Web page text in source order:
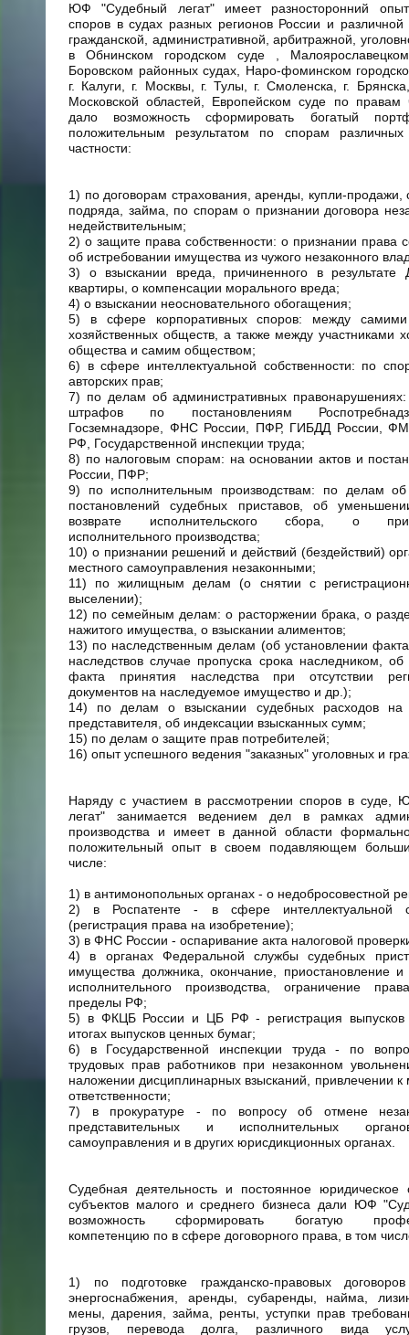
ЮФ "Судебный легат" имеет разносторонний
споров в судах разных регионов России и
гражданской, административной, арбитражной,
в Обнинском городском суде ,
Боровском районных судах, Наро-фоминском
г. Калуги, г. Москвы, г. Тулы, г. Смоленска, г.
Московской областей, Европейском суде по правам
дало возможность сформировать богатый
положительным результатом по спорам различных
частности:
1) по договорам страхования, аренды, купли-продажи,
подряда, займа, по спорам о признании договора
недействительным;
2) о защите права собственности: о признании права
об истребовании имущества из чужого незаконного
3) о взыскании вреда, причиненного в результате
квартиры, о компенсации морального вреда;
4) о взыскании неосновательного обогащения;
5) в сфере корпоративных споров: между самими
хозяйственных обществ, а также между участниками
общества и самим обществом;
6) в сфере интеллектуальной собственности: по
авторских прав;
7) по делам об административных
штрафов по постановлениям
Госземнадзоре, ФНС России, ПФР, ГИБДД России,
РФ, Государственной инспекции труда;
8) по налоговым спорам: на основании актов и
России, ПФР;
9) по исполнительным производствам: по делам об
постановлений судебных приставов, об
возврате исполнительского сбора, о
исполнительного производства;
10) о признании решений и действий (бездействий)
местного самоуправления незаконными;
11) по жилищным делам (о снятии с
выселении);
12) по семейным делам: о расторжении брака, о
нажитого имущества, о взыскании алиментов;
13) по наследственным делам (об установлении
наследствов случае пропуска срока наследником, об
факта принятия наследства при отсутствии
документов на наследуемое имущество и др.);
14) по делам о взыскании судебных расходов на
представителя, об индексации взысканных сумм;
15) по делам о защите прав потребителей;
16) опыт успешного ведения "заказных" уголовных и
Наряду с участием в рассмотрении споров в суде,
легат" занимается ведением дел в рамках
производства и имеет в данной области
положительный опыт в своем подавляющем
числе:
1) в антимонопольных органах - о недобросовестной
2) в Роспатенте - в сфере интеллектуальной
(регистрация права на изобретение);
3) в ФНС России - оспаривание акта налоговой
4) в органах Федеральной службы судебных
имущества должника, окончание, приостановление
исполнительного производства, ограничение
пределы РФ;
5) в ФКЦБ России и ЦБ РФ - регистрация выпусков
итогах выпусков ценных бумаг;
6) в Государственной инспекции труда - по
трудовых прав работников при незаконном
наложении дисциплинарных взысканий, привлечении к
ответственности;
7) в прокуратуре - по вопросу об отмене
представительных и исполнительных
самоуправления и в других юрисдикционных органах.
Судебная деятельность и постоянное юридическое
субъектов малого и среднего бизнеса дали ЮФ
возможность сформировать богатую
компетенцию по в сфере договорного права, в том
1) по подготовке гражданско-правовых
энергоснабжения, аренды, субаренды, найма,
мены, дарения, займа, ренты, уступки прав
грузов, перевода долга, различного вида